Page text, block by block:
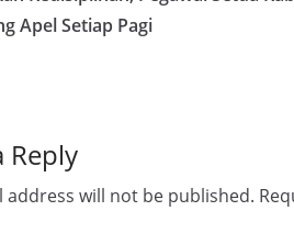
Apel Setiap Pagi
Reply
address will not be published.